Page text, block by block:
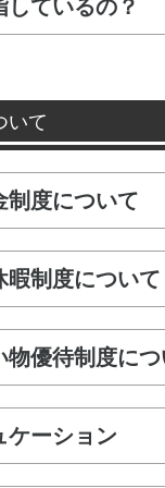
しているの？
いて
制度について
暇制度について
物優待制度に
ケーション